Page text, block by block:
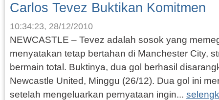
Carlos Tevez Buktikan Komitmen
10:34:23, 28/12/2010
NEWCASTLE – Tevez adalah sosok yang
menyatakan tetap bertahan di Manchester City,
bermain total. Buktinya, dua gol berhasil
Newcastle United, Minggu (26/12). Dua gol ini
setelah mengeluarkan pernyataan ingin...